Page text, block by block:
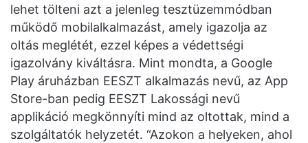
lehet tölteni azt a jelenleg tesztüzemmódban
működő mobilalkalmazást, amely igazolja az
oltás meglétét, ezzel képes a védettségi
igazolvány kiváltásra. Mint mondta, a Google
Play áruházban EESZT alkalmazás nevű, az App
Store-ban pedig EESZT Lakossági nevű
applikáció megkönnyíti mind az oltottak, mind a
szolgáltatók helyzetét. “Azokon a helyeken, ahol